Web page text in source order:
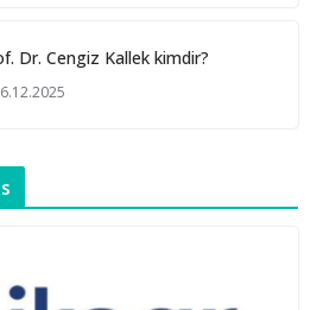
Dr. Cengiz Kallek kimdir?